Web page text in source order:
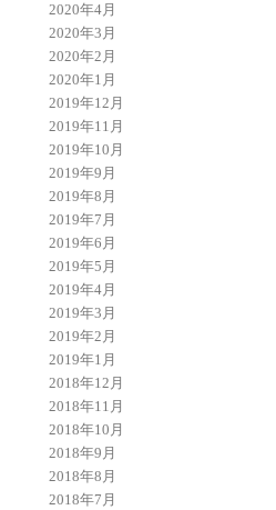
2020年4月
2020年3月
2020年2月
2020年1月
2019年12月
2019年11月
2019年10月
2019年9月
2019年8月
2019年7月
2019年6月
2019年5月
2019年4月
2019年3月
2019年2月
2019年1月
2018年12月
2018年11月
2018年10月
2018年9月
2018年8月
2018年7月